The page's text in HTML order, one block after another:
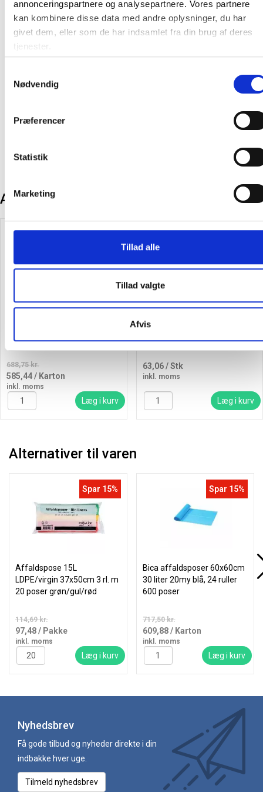
annonceringspartnere og analysepartnere. Vores partnere
kan kombinere disse data med andre oplysninger, du har
givet dem, eller som de har indsamlet fra din brug af deres
tjenester.
Nødvendig
Præferencer
Statistik
Marketing
Tillad alle
Tillad valgte
Afvis
25 poser på hver rulle
Indhold: 24 ruller i hver karton
Farve: Lilla
Producent:
Andre kunder købte også
688,75 kr.
585,44/ Karton
inkl. moms
Læg i kurv
selvklæbende folie med tekst,
63,06/ Stk
inkl. moms
Læg i kurv
Alternativer til varen
Spar 15%
Affaldspose 15L
LDPE/virgin 37x50cm 3 rl. m
20 poser grøn/gul/rød
114,69 kr.
97,48/ Pakke
inkl. moms
Læg i kurv
Spar 15%
Bica affaldsposer 60x60cm
30 liter 20my blå, 24 ruller
600 poser
717,50 kr.
609,88/ Karton
inkl. moms
Læg i kurv
Nyhedsbrev
Få gode tilbud og nyheder direkte i din
indbakke hver uge.
Tilmeld nyhedsbrev